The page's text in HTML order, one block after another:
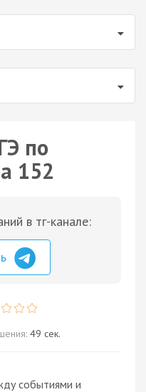
по
152
в тг-канале:
49 сек.
событиями и